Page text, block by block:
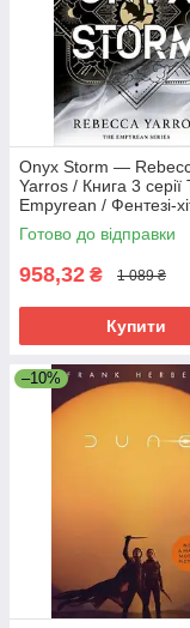
Onyx Storm —
Yarros / Книга 3 серії
Empyrean / Фентезі-
BookTok англійською
Готово до відправки
958,32 ₴ 1 089 ₴
Купити
–10%